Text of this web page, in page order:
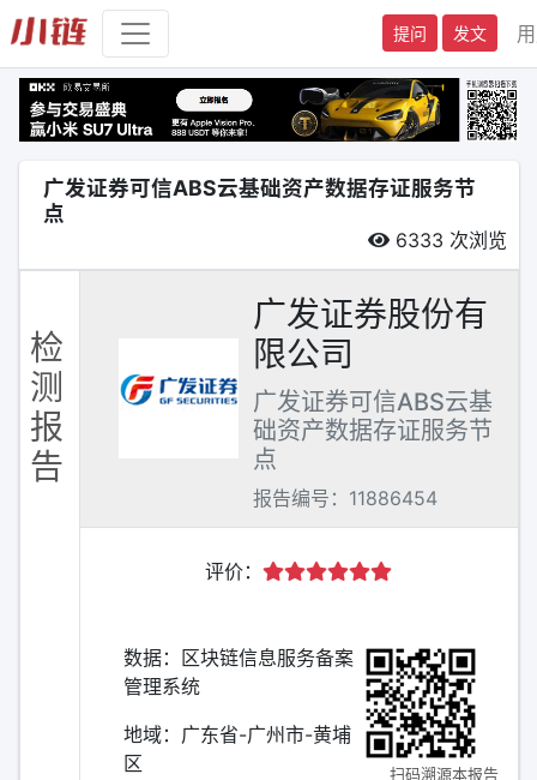
提问 发文
广发证券可信ABS云基础资产数据存证服务节
点
6333 次浏览
检
测
报
告
广发证券股份有
限公司
广发证券可信ABS云基
础资产数据存证服务节
点
报告编号：11886454
评价：
数据：区块链信息服务备案
管理系统
地域：广东省-广州市-黄埔
区
扫码溯源本报告